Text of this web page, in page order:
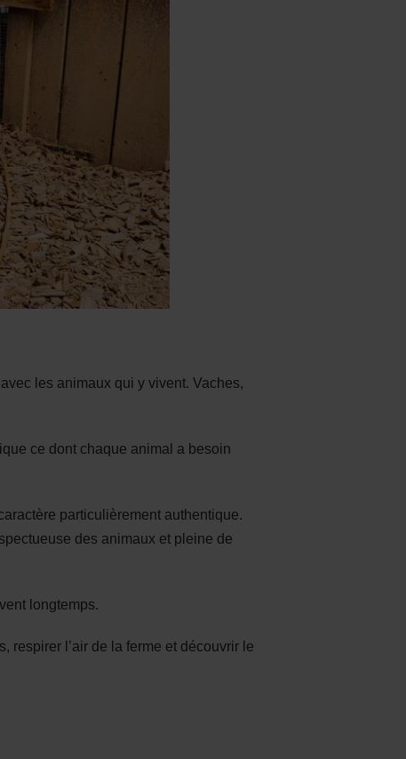
les animaux qui y vivent. Vaches,
ce dont chaque animal a besoin
particulièrement authentique.
des animaux et pleine de
longtemps.
respirer l’air de la ferme et découvrir le